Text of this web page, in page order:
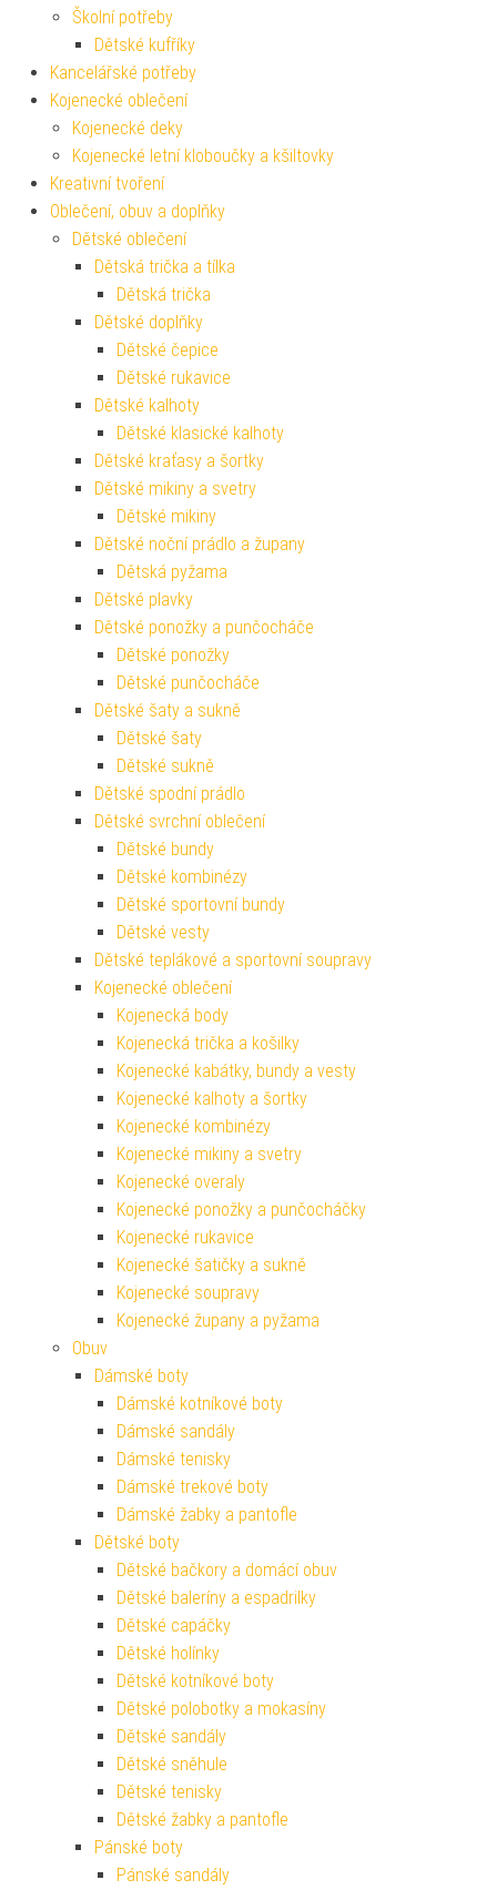
Školní potřeby
Dětské kufříky
Kancelářské potřeby
Kojenecké oblečení
Kojenecké deky
Kojenecké letní kloboučky a kšiltovky
Kreativní tvoření
Oblečení, obuv a doplňky
Dětské oblečení
Dětská trička a tílka
Dětská trička
Dětské doplňky
Dětské čepice
Dětské rukavice
Dětské kalhoty
Dětské klasické kalhoty
Dětské kraťasy a šortky
Dětské mikiny a svetry
Dětské mikiny
Dětské noční prádlo a župany
Dětská pyžama
Dětské plavky
Dětské ponožky a punčocháče
Dětské ponožky
Dětské punčocháče
Dětské šaty a sukně
Dětské šaty
Dětské sukně
Dětské spodní prádlo
Dětské svrchní oblečení
Dětské bundy
Dětské kombinézy
Dětské sportovní bundy
Dětské vesty
Dětské teplákové a sportovní soupravy
Kojenecké oblečení
Kojenecká body
Kojenecká trička a košilky
Kojenecké kabátky, bundy a vesty
Kojenecké kalhoty a šortky
Kojenecké kombinézy
Kojenecké mikiny a svetry
Kojenecké overaly
Kojenecké ponožky a punčocháčky
Kojenecké rukavice
Kojenecké šatičky a sukně
Kojenecké soupravy
Kojenecké župany a pyžama
Obuv
Dámské boty
Dámské kotníkové boty
Dámské sandály
Dámské tenisky
Dámské trekové boty
Dámské žabky a pantofle
Dětské boty
Dětské bačkory a domácí obuv
Dětské baleríny a espadrilky
Dětské capáčky
Dětské holínky
Dětské kotníkové boty
Dětské polobotky a mokasíny
Dětské sandály
Dětské sněhule
Dětské tenisky
Dětské žabky a pantofle
Pánské boty
Pánské sandály